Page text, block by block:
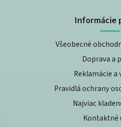
Informácie
Všeobecné
Doprava a
Reklamácie a
Pravidlá ochrany
Najviac
Kontaktné